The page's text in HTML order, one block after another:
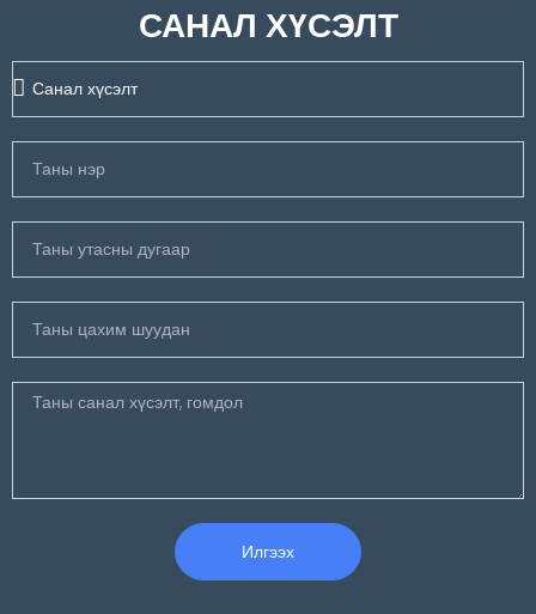
САНАЛ ХҮСЭЛТ
Илгээх